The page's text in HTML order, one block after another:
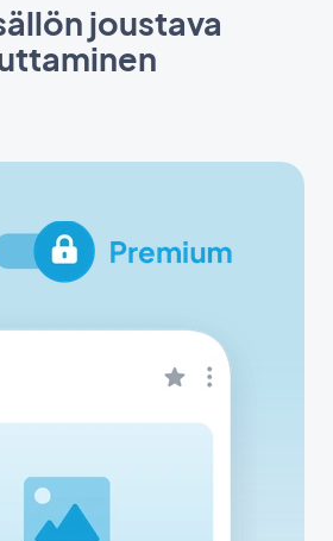
joustava